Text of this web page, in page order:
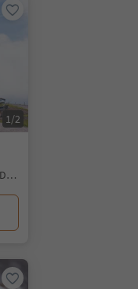
1/2
Sorafurcia/Geiselsberg, Olang/Valdaora, Dolomites Region Kronplatz/Plan de Corones